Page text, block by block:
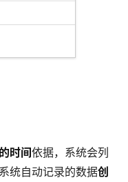
时间依据，系统会列
统自动记录的数据创